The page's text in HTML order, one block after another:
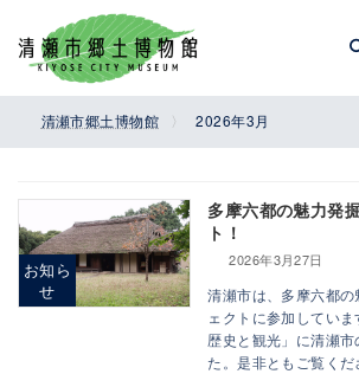
清瀬市郷土博物館 2026年3月
お知ら
せ
多摩六都の魅力発
ト！
2026年3月27日
清瀬市は、多摩六都
ェクトに参加してい
歴史と観光」に清瀬
た。是非ともご覧くだ